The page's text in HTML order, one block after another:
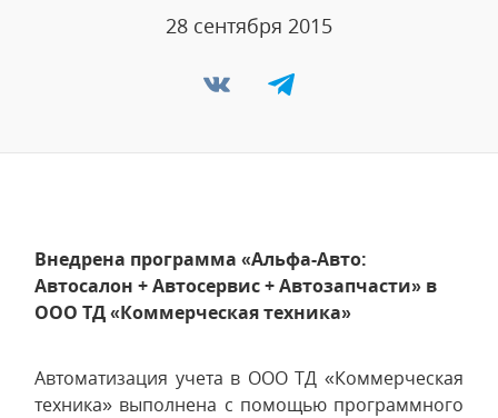
28 сентября 2015
Внедрена программа «Альфа-Авто:
Автосалон + Автосервис + Автозапчасти» в
ООО ТД «Коммерческая техника»
Автоматизация учета в ООО ТД «Коммерческая
техника» выполнена с помощью программного